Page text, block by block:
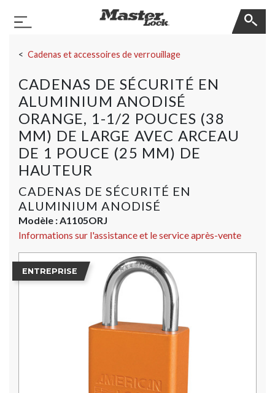
Basculer la navigation
Cadenas et accessoires de verrouillage
CADENAS DE SÉCURITÉ EN
ALUMINIUM ANODISÉ
ORANGE, 1-1/2 POUCES (38
MM) DE LARGE AVEC ARCEAU
DE 1 POUCE (25 MM) DE
HAUTEUR
CADENAS DE SÉCURITÉ EN
ALUMINIUM ANODISÉ
Modèle :A1105ORJ
Informations sur l'assistance et le service après-vente
ENTREPRISE